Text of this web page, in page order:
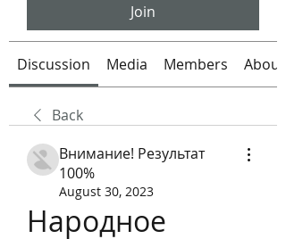
Join
Discussion Media Members About
Back
Внимание! Результат
100%
August 30, 2023
Народное